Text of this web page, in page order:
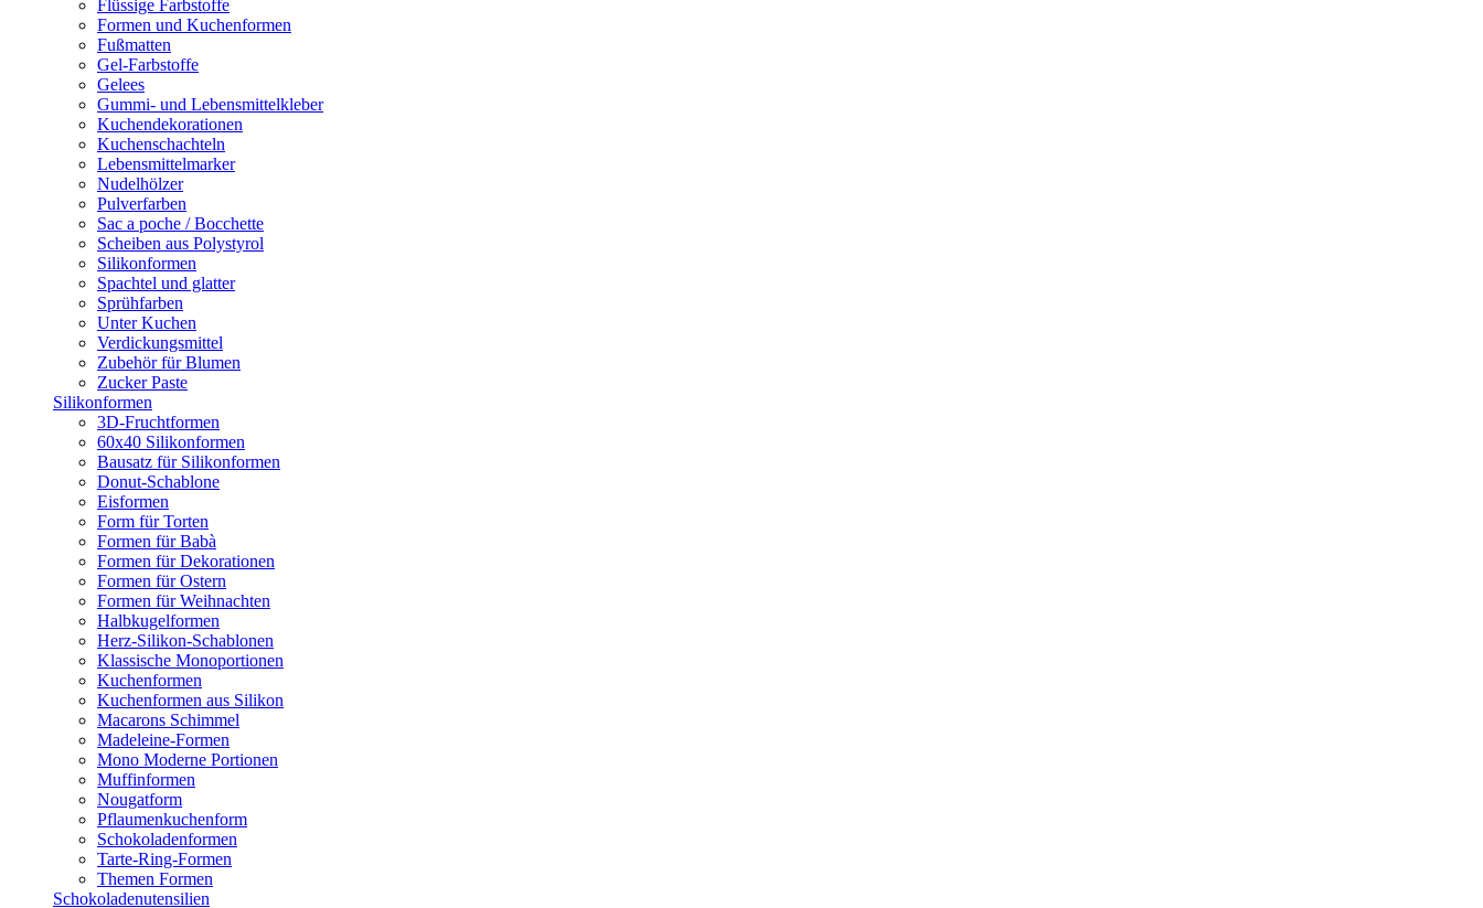
Flüssige Farbstoffe
Formen und Kuchenformen
Fußmatten
Gel-Farbstoffe
Gelees
Gummi- und Lebensmittelkleber
Kuchendekorationen
Kuchenschachteln
Lebensmittelmarker
Nudelhölzer
Pulverfarben
Sac a poche / Bocchette
Scheiben aus Polystyrol
Silikonformen
Spachtel und glatter
Sprühfarben
Unter Kuchen
Verdickungsmittel
Zubehör für Blumen
Zucker Paste
Silikonformen
3D-Fruchtformen
60x40 Silikonformen
Bausatz für Silikonformen
Donut-Schablone
Eisformen
Form für Torten
Formen für Babà
Formen für Dekorationen
Formen für Ostern
Formen für Weihnachten
Halbkugelformen
Herz-Silikon-Schablonen
Klassische Monoportionen
Kuchenformen
Kuchenformen aus Silikon
Macarons Schimmel
Madeleine-Formen
Mono Moderne Portionen
Muffinformen
Nougatform
Pflaumenkuchenform
Schokoladenformen
Tarte-Ring-Formen
Themen Formen
Schokoladenutensilien